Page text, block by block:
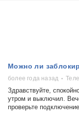
Можно ли
более года назад
Здравствуйте,
утром и выключил.
проверьте